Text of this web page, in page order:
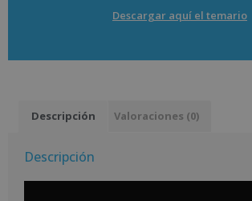
Descargar aquí el temario
Descripción Valoraciones (0)
Descripción